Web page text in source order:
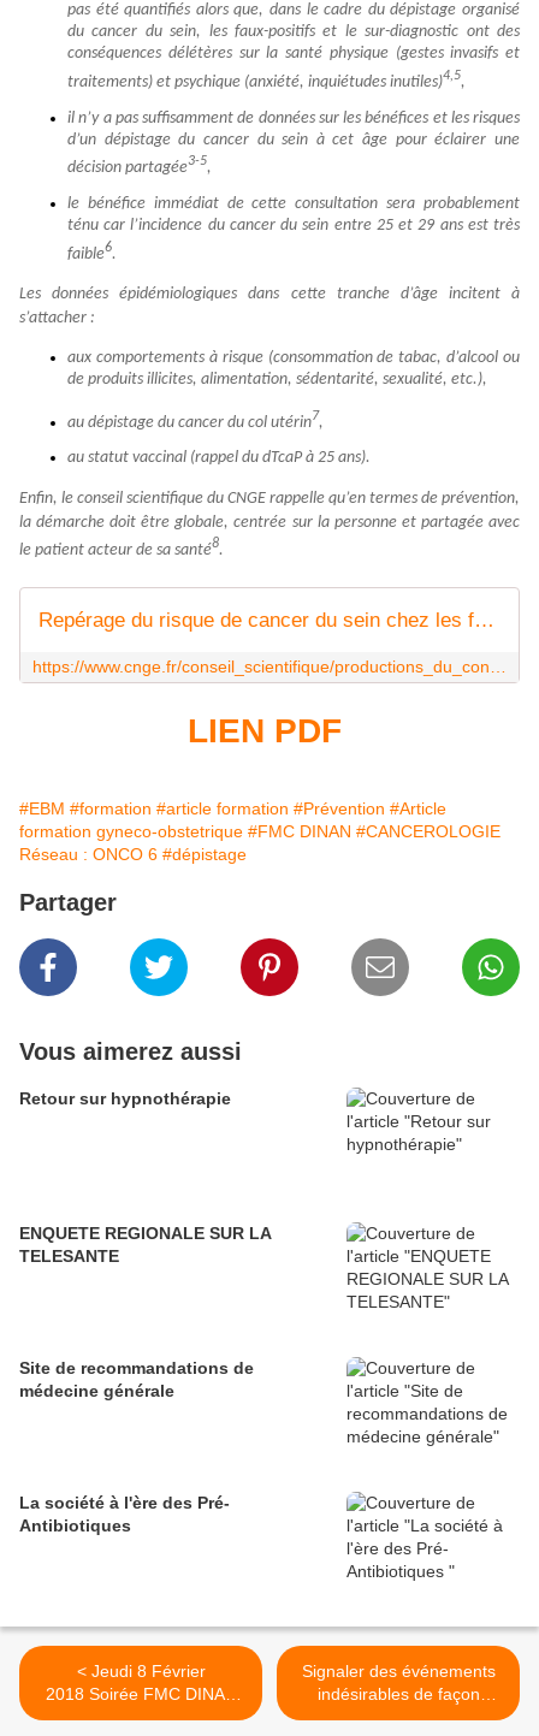
pas été quantifiés alors que, dans le cadre du dépistage organisé
du cancer du sein, les faux-positifs et le sur-diagnostic ont des
conséquences délétères sur la santé physique (gestes invasifs et
traitements) et psychique (anxiété, inquiétudes inutiles)4,5,
il n’y a pas suffisamment de données sur les bénéfices et les risques
d’un dépistage du cancer du sein à cet âge pour éclairer une
décision partagée3-5,
le bénéfice immédiat de cette consultation sera probablement
ténu car l’incidence du cancer du sein entre 25 et 29 ans est très
faible6.
Les données épidémiologiques dans cette tranche d’âge incitent à
s’attacher :
aux comportements à risque (consommation de tabac, d’alcool ou
de produits illicites, alimentation, sédentarité, sexualité, etc.),
au dépistage du cancer du col utérin7,
au statut vaccinal (rappel du dTcaP à 25 ans).
Enfin, le conseil scientifique du CNGE rappelle qu’en termes de prévention,
la démarche doit être globale, centrée sur la personne et partagée avec
le patient acteur de sa santé8.
Repérage du risque de cancer du sein chez les femmes de 25 ans Pour une prévention globale et adaptée - Janvier 2018
https://www.cnge.fr/conseil_scientifique/productions_du_conseil_scientifique/reperage_du_risque_de_cancer_du_sein_chez_les_femm/
LIEN PDF
#EBM #formation #article formation #Prévention #Article
formation gyneco-obstetrique #FMC DINAN #CANCEROLOGIE
Réseau : ONCO 6 #dépistage
Partager
Vous aimerez aussi
Retour sur hypnothérapie
ENQUETE REGIONALE SUR LA
TELESANTE
Site de recommandations de
médecine générale
La société à l'ère des Pré-
Antibiotiques
< Jeudi 8 Février
2018 Soirée FMC DINAN
: MEDECINE LEGALE
Signaler des événements
indésirables de façon
simple !!!! >